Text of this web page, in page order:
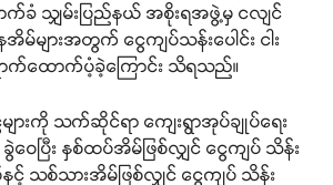
ခံ သျှမ်းပြည်နယ် အစိုးရအဖွဲ့မှ ငလျင်
များအတွက် ငွေကျပ်သန်းပေါင်း ငါး
ာက်ထောက်ပံ့ခဲ့ကြောင်း သိရသည်။
ားကို သက်ဆိုင်ရာ ကျေးရွာအုပ်ချုပ်ရေး
ဝေပြီး နှစ်ထပ်အိမ်ဖြစ်လျှင် ငွေကျပ် သိန်း
င့် သစ်သားအိမ်ဖြစ်လျှင် ငွေကျပ် သိန်း